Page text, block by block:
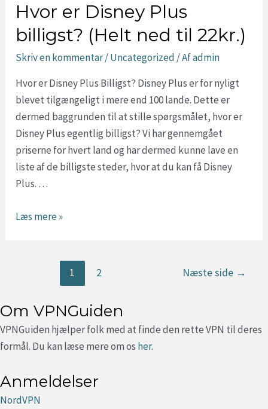
se
Anime
lovligt?
Hvor er Disney Plus
billigst? (Helt ned til 22kr.)
Skriv en kommentar/Uncategorized / Afadmin
Hvor er Disney Plus Billigst? Disney Plus er for nyligt
blevet tilgængeligt i mere end 100 lande. Dette er
dermed baggrunden til at stille spørgsmålet, hvor er
Disney Plus egentlig billigst? Vi har gennemgået
priserne for hvert land og har dermed kunne lave en
liste af de billigste steder, hvor at du kan få Disney
Plus. …
Hvor
ned
til
22kr.)
Læs mere »
Indlægsinddeling
1 2 Næste side →
Om VPNGuiden
VPNGuiden hjælper folk med at finde den rette VPN til deres
formål. Du kan læse mere om os her.
Anmeldelser
NordVPN